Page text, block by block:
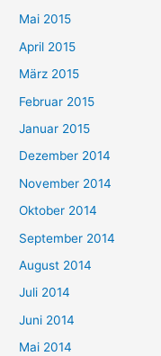
Mai 2015
April 2015
März 2015
Februar 2015
Januar 2015
Dezember 2014
November 2014
Oktober 2014
September 2014
August 2014
Juli 2014
Juni 2014
Mai 2014